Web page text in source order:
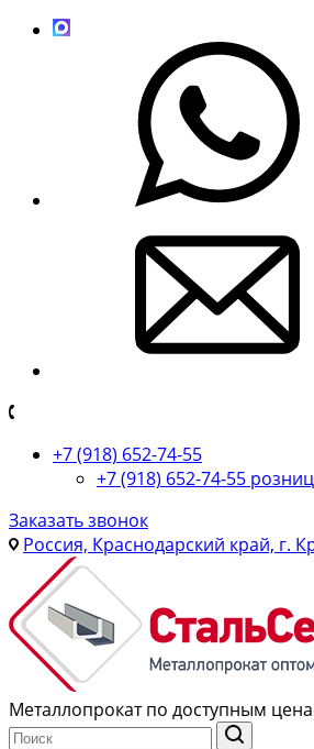
+7 (918) 652-74-55
+7 (918) 652-74-55
Заказать звонок
Россия, Краснодарский край, г.
Металлопрокат по доступным